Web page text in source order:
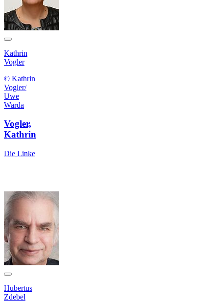
Kathrin
Vogler
© Kathrin
Vogler/
Uwe
Warda
Vogler,
Kathrin
Die Linke
Hubertus
Zdebel